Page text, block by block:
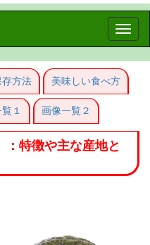
Toggle
方法 美味しい食べ方
１ 画像一覧２
：特徴や主な産地と